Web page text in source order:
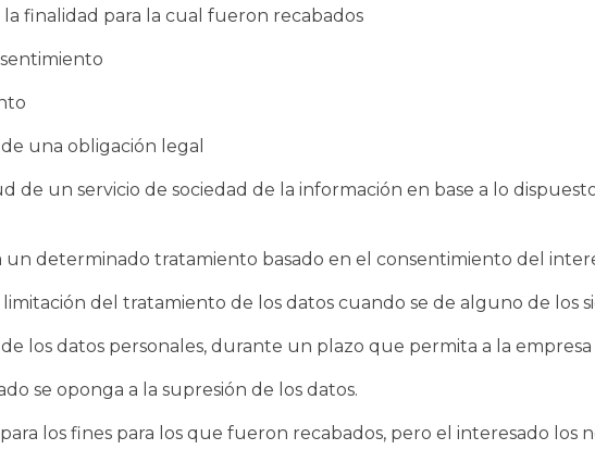
la finalidad para la cual fueron recabados
una obligación legal
de un servicio de sociedad de la información en base a lo
un determinado tratamiento basado en el consentimiento del
del tratamiento de los datos cuando se de alguno de los
los datos personales, durante un plazo que permita a la
se oponga a la supresión de los datos.
los fines para los que fueron recabados, pero el interesado los